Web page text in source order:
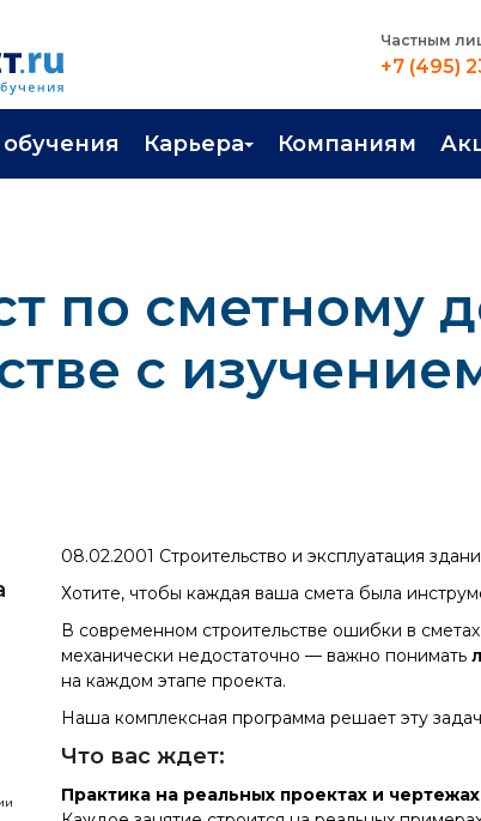
Частным
+7 (495)
Карьера
Трудоустройство
Компаниям
по сметному
с
08.02.2001 Строительство и эксплуатация
Хотите, чтобы каждая ваша смета была
В современном строительстве ошибки в
механически недостаточно — важно понимать
на каждом этапе проекта.
Наша комплексная программа решает эту
Что вас ждет:
Практика на реальных проектах и чертежах